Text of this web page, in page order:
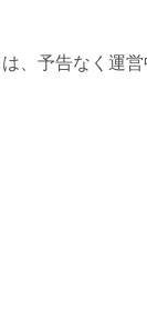
、予告なく運